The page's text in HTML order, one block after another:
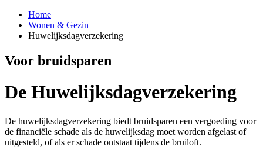
Home
Wonen & Gezin
Huwelijksdagverzekering
Voor bruidsparen
De Huwelijksdagverzekering
De huwelijksdagverzekering biedt bruidsparen een vergoeding voor
de financiële schade als de huwelijksdag moet worden afgelast of
uitgesteld, of als er schade ontstaat tijdens de bruiloft.